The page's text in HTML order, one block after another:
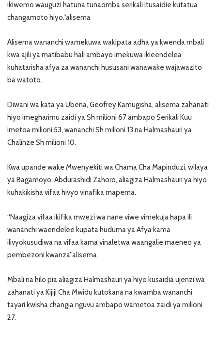
ikiwemo wauguzi hatuna tunaomba serikali itusaidie kutatua
changamoto hiyo.”alisema
Alisema wananchi wamekuwa wakipata adha ya kwenda mbali
kwa ajili ya matibabu hali ambayo imekuwa ikieendelea
kuhatarisha afya za wananchi hususani wanawake wajawazito
ba watoto.
Diwani wa kata ya Ubena, Geofrey Kamugisha, alisema zahanati
hiyo imegharimu zaidi ya Sh milioni 67 ambapo Serikali Kuu
imetoa milioni 53, wananchi Sh milioni 13 na Halmashauri ya
Chalinze Sh milioni 10.
Kwa upande wake Mwenyekiti wa Chama Cha Mapinduzi, wilaya
ya Bagamoyo, Abdurashidi Zahoro, aliagiza Halmashauri ya hiyo
kuhakikisha vifaa hivyo vinafika mapema.
“Naagiza vifaa ikifika mwezi wa nane viwe vimekuja hapa ili
wananchi waendelee kupata huduma ya Afya kama
ilivyokusudiwa na vifaa kama vinaletwa waangalie maeneo ya
pembezoni kwanza”alisema
Mbali na hilo pia aliagiza Halmashauri ya hiyo kusaidia ujenzi wa
zahanati ya Kijiji Cha Mwidu kutokana na kwamba wananchi
tayari kwisha changia nguvu ambapo wametoa zaidi ya milioni
27.